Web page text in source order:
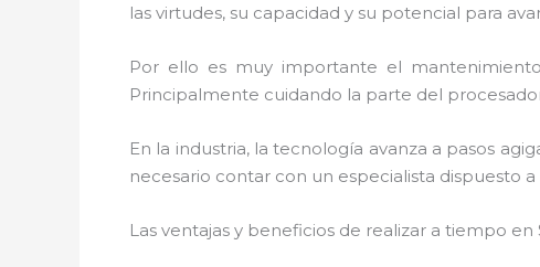
las virtudes, su capacidad y su potencial para
Por ello es muy importante el
Principalmente cuidando la parte del
En la industria, la tecnología avanza a pasos
necesario contar con un especialista dispuesto
Las ventajas y beneficios de realizar a tiempo en